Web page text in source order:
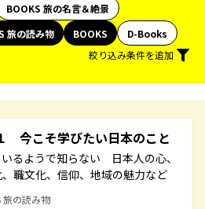
BOOKS 旅の名言＆絶景
旅の読み物 BOOKS
D-Books
絞り込み条件を追加
今こそ学びたい日本のこと
るようで知らない 日本人の心、
職文化、信仰、地域の魅力など
旅の読み物